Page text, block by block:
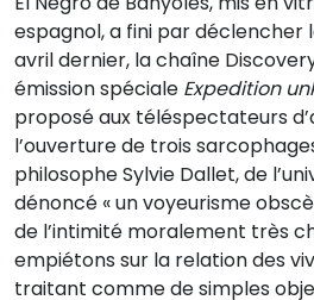
espagnol, a fini par déclencher
avril dernier, la chaîne
émission spéciale Expedition
proposé aux téléspectateurs
l’ouverture de trois
philosophe Sylvie Dallet, de
dénoncé « un voyeurisme
de l’intimité moralement très
empiétons sur la relation des
traitant comme de simples